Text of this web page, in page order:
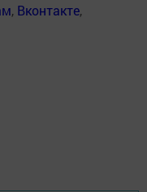
, Вконтакте,